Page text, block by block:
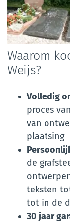
overslaan
Waarom
Weijs?
Volledig
proces
van
plaatsing
de
teksten
tot in de
30 jaar